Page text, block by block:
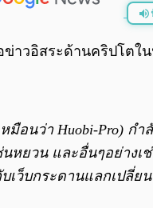
ข่าวอิสระด้านคริปโตใ
หมือนว่า Huobi-Pro) ก
นหยวน และอื่นๆอย่าง
เว็บกระดานแลกเปลี่